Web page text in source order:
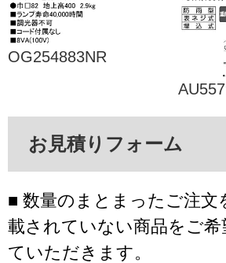
OG254883NR
お見積りフォーム
■ 数量のまとまったご注文
載されていない商品をご
ていただきます。